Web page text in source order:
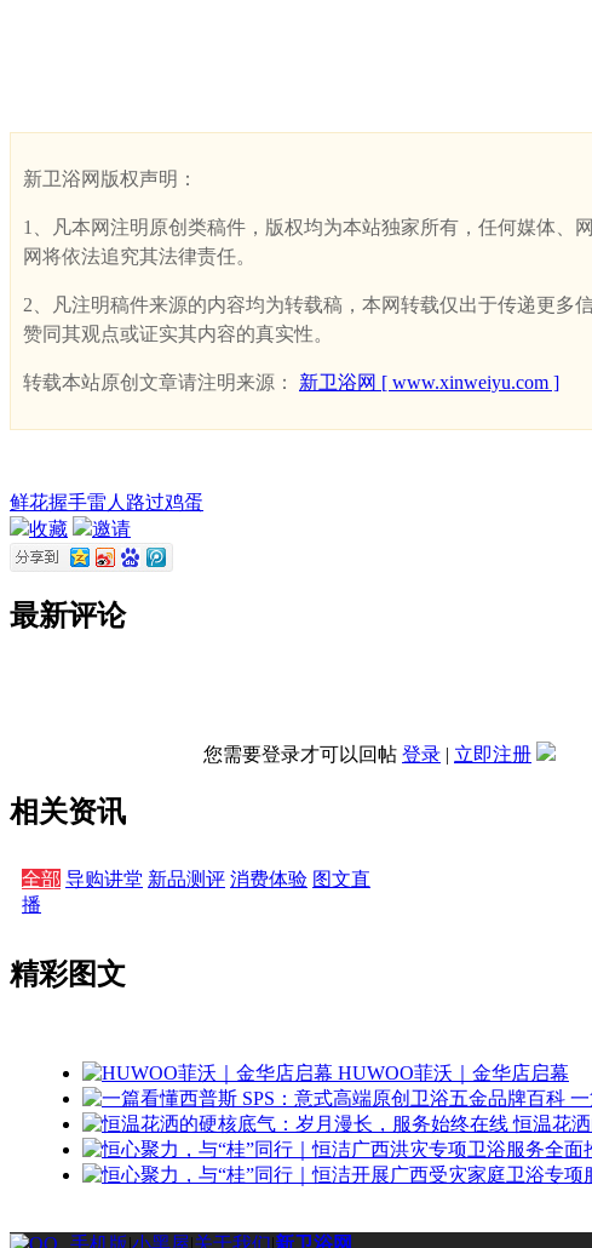
新卫浴网版权声明：
1、凡本网注明原创类稿件，版权均为本站独家所有，任何媒体、
网将依法追究其法律责任。
2、凡注明稿件来源的内容均为转载稿，本网转载仅出于传递更多
赞同其观点或证实其内容的真实性。
转载本站原创文章请注明来源： 新卫浴网 [ www.xinweiyu.com ]
鲜花握手雷人 路过鸡蛋
收藏
邀请
最新评论
您需要登录才可以回帖 登录 | 立即注册
相关资讯
全部 导购讲堂 新品测评 消费体验 图文直
播
精彩图文
HUWOO菲沃｜金华店启幕
恒温花
手机版|小黑屋|关于我们|新卫浴网